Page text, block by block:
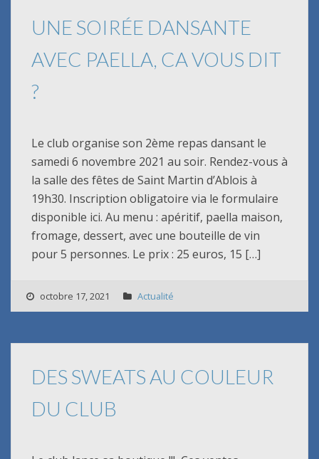
UNE SOIRÉE DANSANTE
AVEC PAELLA, CA VOUS DIT
?
Le club organise son 2ème repas dansant le
samedi 6 novembre 2021 au soir. Rendez-vous à
la salle des fêtes de Saint Martin d’Ablois à
19h30. Inscription obligatoire via le formulaire
disponible ici. Au menu : apéritif, paella maison,
fromage, dessert, avec une bouteille de vin
pour 5 personnes. Le prix : 25 euros, 15 […]
octobre 17, 2021 Actualité
DES SWEATS AU COULEUR
DU CLUB